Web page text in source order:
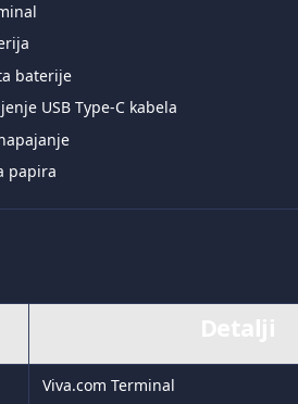
baterije
USB Type-C kabela
papira
Viva.com Terminal